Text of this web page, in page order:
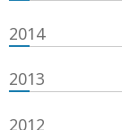
2014
2013
2012